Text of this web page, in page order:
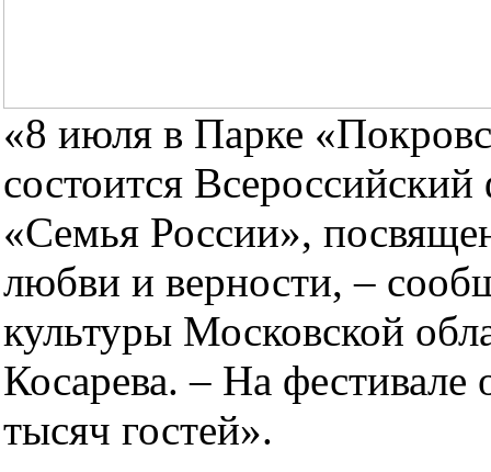
«8 июля в Парке
состоится Всероссийский
«Семья России»,
любви и верности, –
культуры Московской
Косарева. – На фестивале
тысяч гостей».